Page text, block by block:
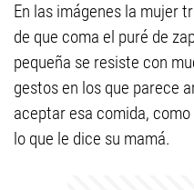
En las imágenes la mujer
de que coma el puré de
pequeña se resiste con
gestos en los que parece
aceptar esa comida,
lo que le dice su mamá.